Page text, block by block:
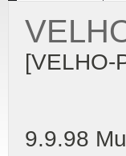
[VELHO-
9.9.98